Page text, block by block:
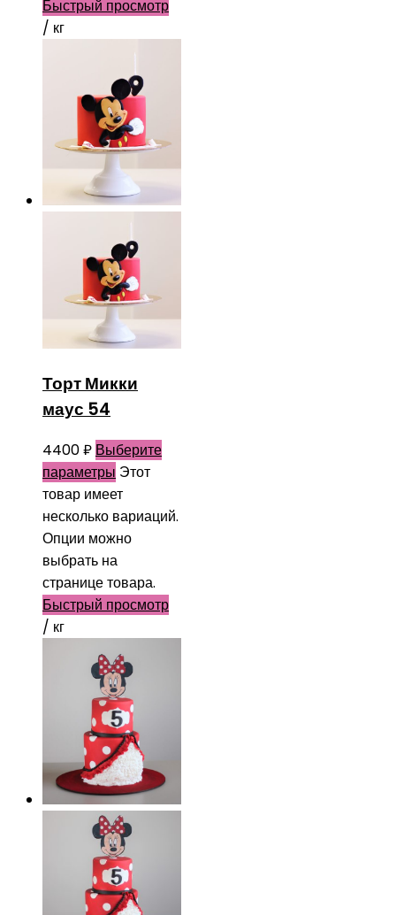
Быстрый просмотр
/ кг
Торт Микки
маус 54
4400₽ Выберите
параметры Этот
товар имеет
несколько вариаций.
Опции можно
выбрать на
странице товара.
Быстрый просмотр
/ кг